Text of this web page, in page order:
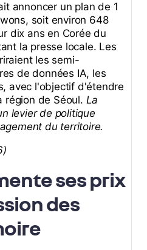
annoncer un plan de 1
soit environ 648
dix ans en Corée du
la presse locale. Les
les semi-
de données IA, les
avec l'objectif d'étendre
région de Séoul. La
levier de politique
du territoire.
ses prix
des